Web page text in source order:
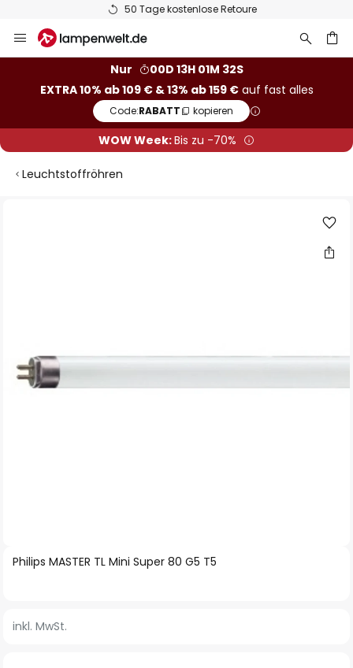
50 Tage kostenlose Retoure
Inhalt
Nur
00D 13H 01M 32S
EXTRA 10% ab 109 € & 13% ab 159 €auf fast alles
Code:RABATT kopieren
WOW Week:Bis zu -70%
Leuchtstoffröhren
Zum
Anfang
springen
Philips MASTER TL Mini Super 80 G5 T5
inkl. MwSt.